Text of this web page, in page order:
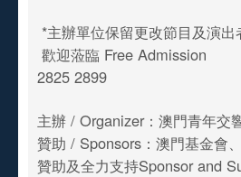
*主辦單位保留更改節目及演出
歡迎蒞臨 Free Admission
2825 2899
主辦 / Organizer：澳門青年交
贊助 / Sponsors：澳門基金會
贊助及全力支持Sponsor and